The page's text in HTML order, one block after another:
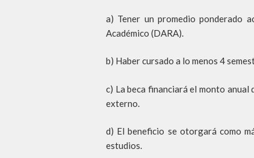
a) Tener un promedio ponderado
Académico (DARA).
b) Haber cursado a lo menos 4
c) La beca financiará el monto
externo.
d) El beneficio se otorgará como
estudios.